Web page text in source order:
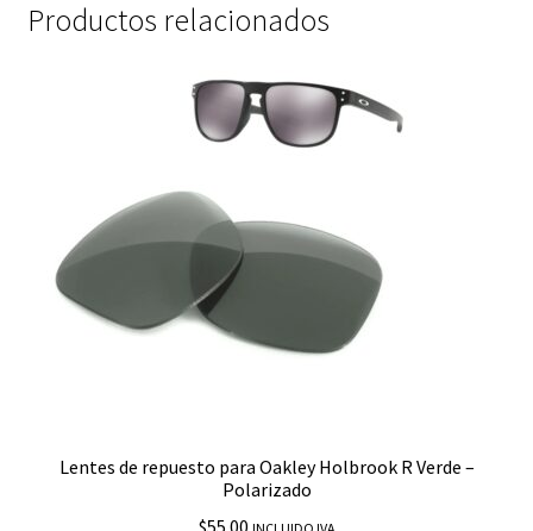
Productos relacionados
Lentes de repuesto para Oakley Holbrook R Verde –
Polarizado
$55.00